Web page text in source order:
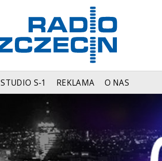
STUDIO S-1 REKLAMA O NAS